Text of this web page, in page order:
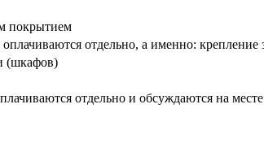
покрытием
отдельно, а именно: крепление
(шкафов)
отдельно и обсуждаются на месте